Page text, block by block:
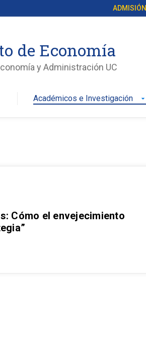
ADMISIÓN
de Economía
y Administración UC
Académicos e Investigación arrow_drop_down
Cómo el envejecimiento